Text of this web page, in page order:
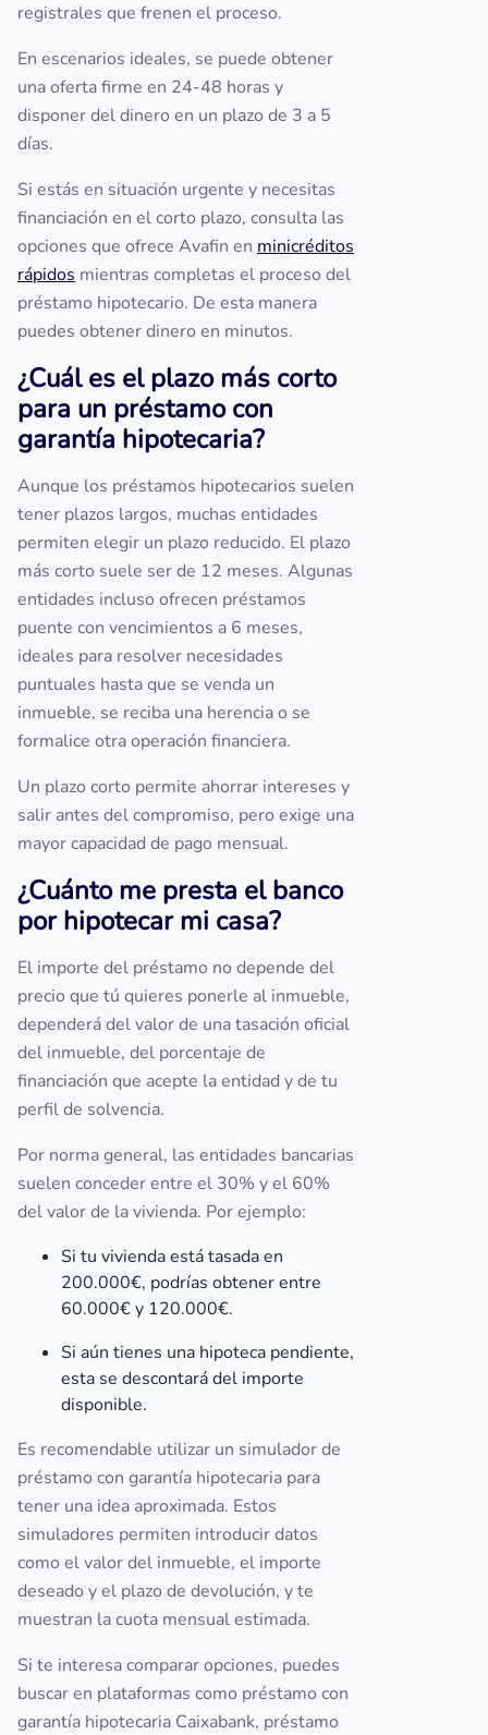
registrales que frenen el proceso.
En escenarios ideales, se puede obtener
una oferta firme en 24-48 horas y
disponer del dinero en un plazo de 3 a 5
días.
Si estás en situación urgente y necesitas
financiación en el corto plazo, consulta las
opciones que ofrece Avafin en minicréditos
rápidos mientras completas el proceso del
préstamo hipotecario. De esta manera
puedes obtener dinero en minutos.
¿Cuál es el plazo más corto
para un préstamo con
garantía hipotecaria?
Aunque los préstamos hipotecarios suelen
tener plazos largos, muchas entidades
permiten elegir un plazo reducido. El plazo
más corto suele ser de 12 meses. Algunas
entidades incluso ofrecen préstamos
puente con vencimientos a 6 meses,
ideales para resolver necesidades
puntuales hasta que se venda un
inmueble, se reciba una herencia o se
formalice otra operación financiera.
Un plazo corto permite ahorrar intereses y
salir antes del compromiso, pero exige una
mayor capacidad de pago mensual.
¿Cuánto me presta el banco
por hipotecar mi casa?
El importe del préstamo no depende del
precio que tú quieres ponerle al inmueble,
dependerá del valor de una tasación oficial
del inmueble, del porcentaje de
financiación que acepte la entidad y de tu
perfil de solvencia.
Por norma general, las entidades bancarias
suelen conceder entre el 30% y el 60%
del valor de la vivienda. Por ejemplo:
Si tu vivienda está tasada en
200.000€, podrías obtener entre
60.000€ y 120.000€.
Si aún tienes una hipoteca pendiente,
esta se descontará del importe
disponible.
Es recomendable utilizar un simulador de
préstamo con garantía hipotecaria para
tener una idea aproximada. Estos
simuladores permiten introducir datos
como el valor del inmueble, el importe
deseado y el plazo de devolución, y te
muestran la cuota mensual estimada.
Si te interesa comparar opciones, puedes
buscar en plataformas como préstamo con
garantía hipotecaria Caixabank, préstamo